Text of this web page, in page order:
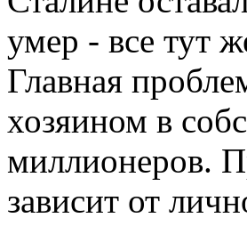
умер - все тут
Главная
хозяином в
миллионеров.
зависит от